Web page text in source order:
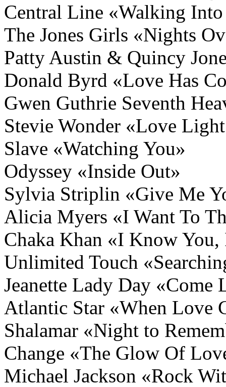
Central Line «Walking Into
The Jones Girls «Nights
Patty Austin & Quincy
Donald Byrd «Love Has
Gwen Guthrie Seventh
Stevie Wonder «Love
Slave «Watching You»
Odyssey «Inside Out»
Sylvia Striplin «Give Me
Alicia Myers «I Want To
Chaka Khan «I Know
Unlimited Touch
Jeanette Lady Day «Come
Atlantic Star «When Love
Shalamar «Night to
Change «The Glow Of
Michael Jackson «Rock